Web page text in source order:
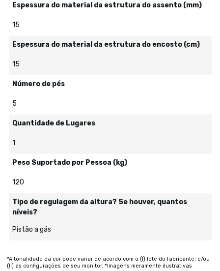
Espessura do material da estrutura do assento (mm)
15
Espessura do material da estrutura do encosto (cm)
15
Número de pés
5
Quantidade de Lugares
1
Peso Suportado por Pessoa (kg)
120
Tipo de regulagem da altura? Se houver, quantos
níveis?
Pistão a gás
*A tonalidade da cor pode variar de acordo com o (I) lote do fabricante; e/ou
(II) as configurações de seu monitor. *Imagens meramente ilustrativas